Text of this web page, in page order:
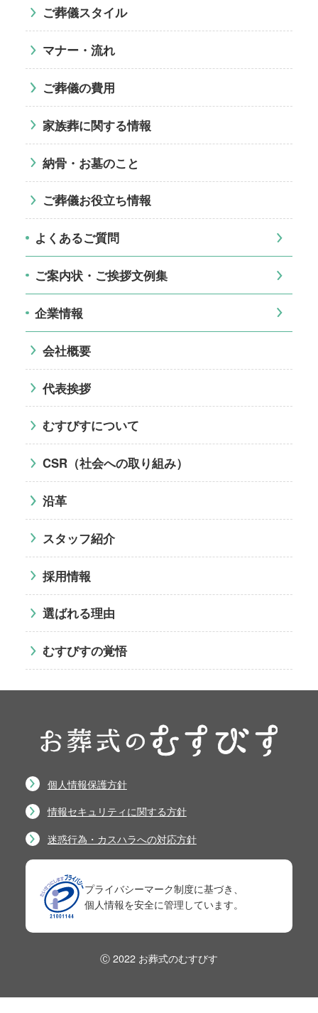
ご葬儀スタイル
マナー・流れ
ご葬儀の費用
家族葬に関する情報
納骨・お墓のこと
ご葬儀お役立ち情報
よくあるご質問
ご案内状・ご挨拶文例集
企業情報
会社概要
代表挨拶
むすびすについて
CSR（社会への取り組み）
沿革
スタッフ紹介
採用情報
選ばれる理由
むすびすの覚悟
個人情報保護方針
情報セキュリティに関する方針
迷惑行為・カスハラへの対応方針
プライバシーマーク制度に基づき、
個人情報を安全に管理しています。
Ⓒ 2022 お葬式のむすびす